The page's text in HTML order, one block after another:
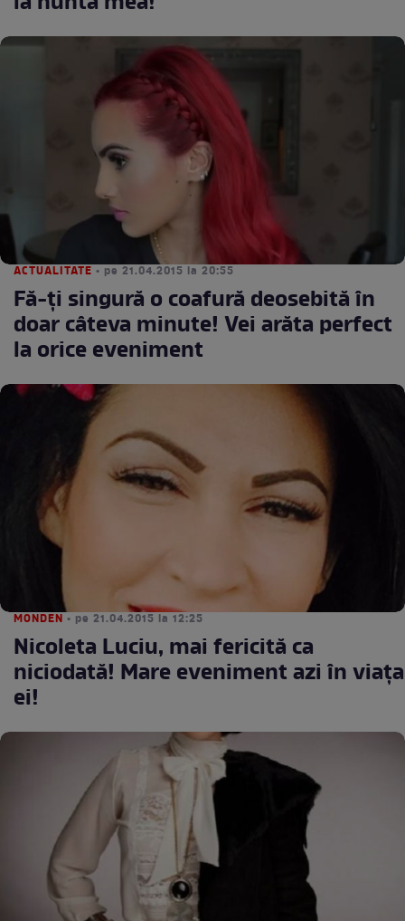
ACTUALITATE • pe 21.04.2015 la 20:55
Fă-ţi singură o coafură deosebită în
doar câteva minute! Vei arăta perfect
la orice eveniment
MONDEN • pe 21.04.2015 la 12:25
Nicoleta Luciu, mai fericită ca
niciodată! Mare eveniment azi în viaţa
ei!